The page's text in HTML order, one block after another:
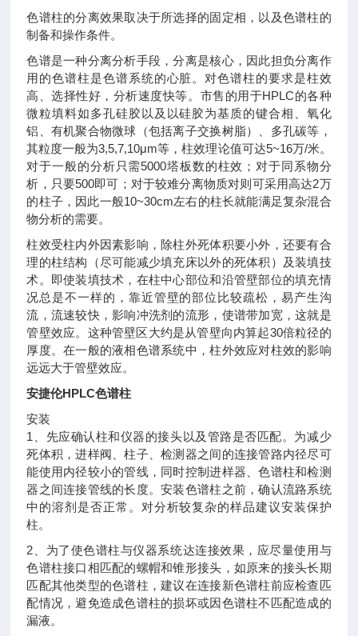
色谱柱的分离效果取决于所选择的固定相，以及色谱柱的
制备和操作条件。
色谱是一种分离分析手段，分离是核心，因此担负分离作
用的色谱柱是色谱系统的心脏。对色谱柱的要求是柱效
高、选择性好，分析速度快等。市售的用于HPLC的各种
微粒填料如多孔硅胶以及以硅胶为基质的键合相、氧化
铝、有机聚合物微球（包括离子交换树脂）、多孔碳等，
其粒度一般为3,5,7,10μm等，柱效理论值可达5~16万/米。
对于一般的分析只需5000塔板数的柱效；对于同系物分
析，只要500即可；对于较难分离物质对则可采用高达2万
的柱子，因此一般10~30cm左右的柱长就能满足复杂混合
物分析的需要。
柱效受柱内外因素影响，除柱外死体积要小外，还要有合
理的柱结构（尽可能减少填充床以外的死体积）及装填技
术。即使装填技术，在柱中心部位和沿管壁部位的填充情
况总是不一样的，靠近管壁的部位比较疏松，易产生沟
流，流速较快，影响冲洗剂的流形，使谱带加宽，这就是
管壁效应。这种管壁区大约是从管壁向内算起30倍粒径的
厚度。在一般的液相色谱系统中，柱外效应对柱效的影响
远远大于管壁效应。
安捷伦HPLC色谱柱
安装
1、先应确认柱和仪器的接头以及管路是否匹配。为减少
死体积，进样阀、柱子、检测器之间的连接管路内径尽可
能使用内径较小的管线，同时控制进样器、色谱柱和检测
器之间连接管线的长度。安装色谱柱之前，确认流路系统
中的溶剂是否正常。对分析较复杂的样品建议安装保护
柱。
2、为了使色谱柱与仪器系统达连接效果，应尽量使用与
色谱柱接口相匹配的螺帽和锥形接头，如原来的接头长期
匹配其他类型的色谱柱，建议在连接新色谱柱前应检查匹
配情况，避免造成色谱柱的损坏或因色谱柱不匹配造成的
漏液。